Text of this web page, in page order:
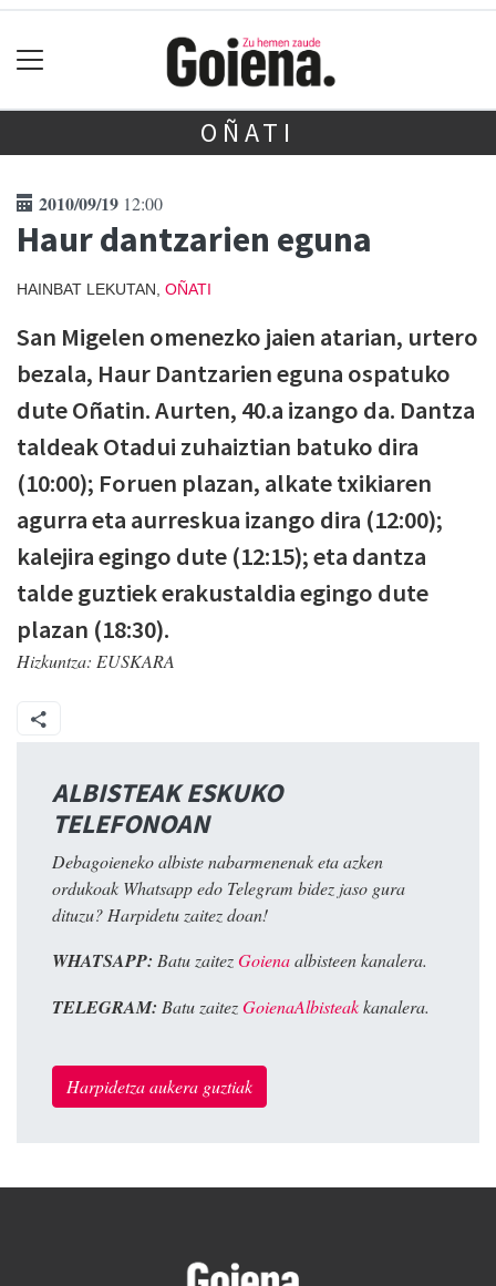
OÑATI
2010/09/19 12:00
Haur dantzarien eguna
HAINBAT LEKUTAN, OÑATI
San Migelen omenezko jaien atarian, urtero
bezala, Haur Dantzarien eguna ospatuko
dute Oñatin. Aurten, 40.a izango da. Dantza
taldeak Otadui zuhaiztian batuko dira
(10:00); Foruen plazan, alkate txikiaren
agurra eta aurreskua izango dira (12:00);
kalejira egingo dute (12:15); eta dantza
talde guztiek erakustaldia egingo dute
plazan (18:30).
Hizkuntza: EUSKARA
ALBISTEAK ESKUKO
TELEFONOAN
Debagoieneko albiste nabarmenenak eta azken
ordukoak Whatsapp edo Telegram bidez jaso gura
dituzu? Harpidetu zaitez doan!
WHATSAPP: Batu zaitezGoienaalbisteen kanalera.
TELEGRAM: Batu zaitezGoienaAlbisteakkanalera.
Harpidetza aukera guztiak